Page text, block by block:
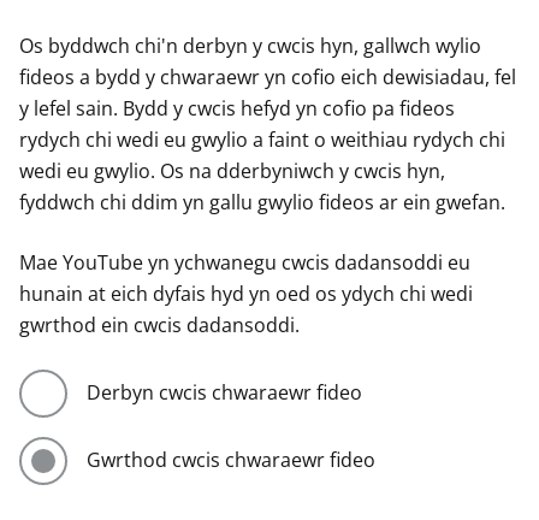
Os byddwch chi'n derbyn y cwcis hyn, gallwch wylio
fideos a bydd y chwaraewr yn cofio eich dewisiadau, fel
y lefel sain. Bydd y cwcis hefyd yn cofio pa fideos
rydych chi wedi eu gwylio a faint o weithiau rydych chi
wedi eu gwylio. Os na dderbyniwch y cwcis hyn,
fyddwch chi ddim yn gallu gwylio fideos ar ein gwefan.
Mae YouTube yn ychwanegu cwcis dadansoddi eu
hunain at eich dyfais hyd yn oed os ydych chi wedi
gwrthod ein cwcis dadansoddi.
Derbyn cwcis chwaraewr fideo
Gwrthod cwcis chwaraewr fideo